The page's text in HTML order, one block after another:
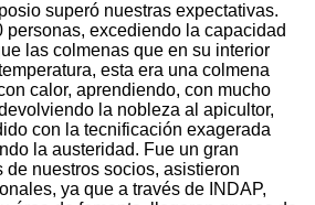
superó nuestras expectativas.
personas, excediendo la capacidad
las colmenas que en su interior
esta era una colmena
calor, aprendiendo, con mucho
la nobleza al apicultor,
con la tecnificación exagerada
la austeridad. Fue un gran
de nuestros socios, asistieron
ya que a través de INDAP,